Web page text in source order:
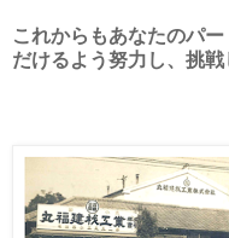
これからもあなたのパ
だけるよう努力し、挑戦